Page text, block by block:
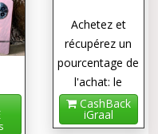
Achetez et
récupérez un
pourcentage de
l'achat: le
cashback !
CashBack
iGraal